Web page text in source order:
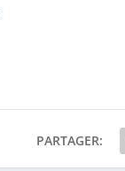
PARTAGER: